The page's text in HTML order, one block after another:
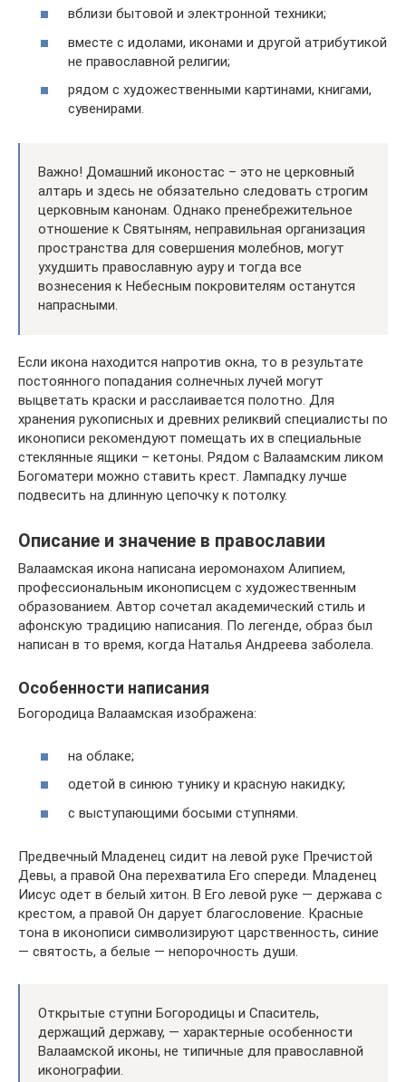
вблизи бытовой и электронной техники;
вместе с идолами, иконами и другой атрибутикой
не православной религии;
рядом с художественными картинами, книгами,
сувенирами.
Важно! Домашний иконостас – это не церковный
алтарь и здесь не обязательно следовать строгим
церковным канонам. Однако пренебрежительное
отношение к Святыням, неправильная организация
пространства для совершения молебнов, могут
ухудшить православную ауру и тогда все
вознесения к Небесным покровителям останутся
напрасными.
Если икона находится напротив окна, то в результате
постоянного попадания солнечных лучей могут
выцветать краски и расслаивается полотно. Для
хранения рукописных и древних реликвий специалисты по
иконописи рекомендуют помещать их в специальные
стеклянные ящики – кетоны. Рядом с Валаамским ликом
Богоматери можно ставить крест. Лампадку лучше
подвесить на длинную цепочку к потолку.
Описание и значение в православии
Валаамская икона написана иеромонахом Алипием,
профессиональным иконописцем с художественным
образованием. Автор сочетал академический стиль и
афонскую традицию написания. По легенде, образ был
написан в то время, когда Наталья Андреева заболела.
Особенности написания
Богородица Валаамская изображена:
на облаке;
одетой в синюю тунику и красную накидку;
с выступающими босыми ступнями.
Предвечный Младенец сидит на левой руке Пречистой
Девы, а правой Она перехватила Его спереди. Младенец
Иисус одет в белый хитон. В Его левой руке — держава с
крестом, а правой Он дарует благословение. Красные
тона в иконописи символизируют царственность, синие
— святость, а белые — непорочность души.
Открытые ступни Богородицы и Спаситель,
держащий державу, — характерные особенности
Валаамской иконы, не типичные для православной
иконографии.